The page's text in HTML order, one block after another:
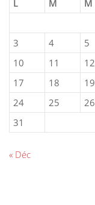
L
M M
3
4 5
10
11 12
17
18 19
24
25 26
31
« Déc